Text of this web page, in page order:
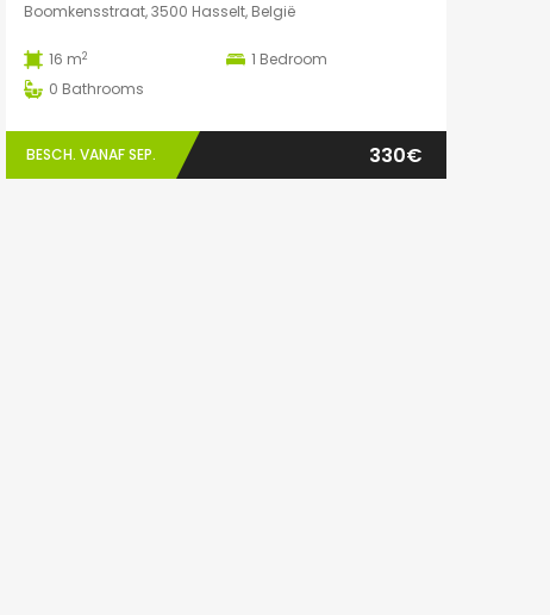
Boomkensstraat, 3500 Hasselt, België
16 m2 1 Bedroom
0 Bathrooms
BESCH. VANAF SEP. 330€